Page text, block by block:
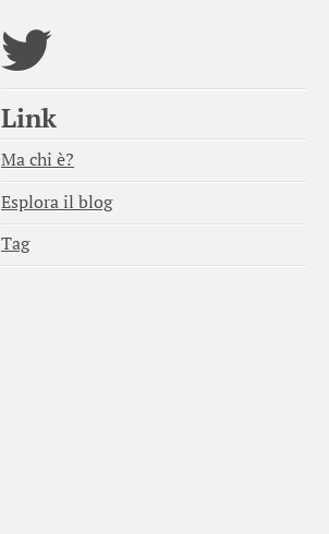
Link
Ma chi è?
Esplora il blog
Tag